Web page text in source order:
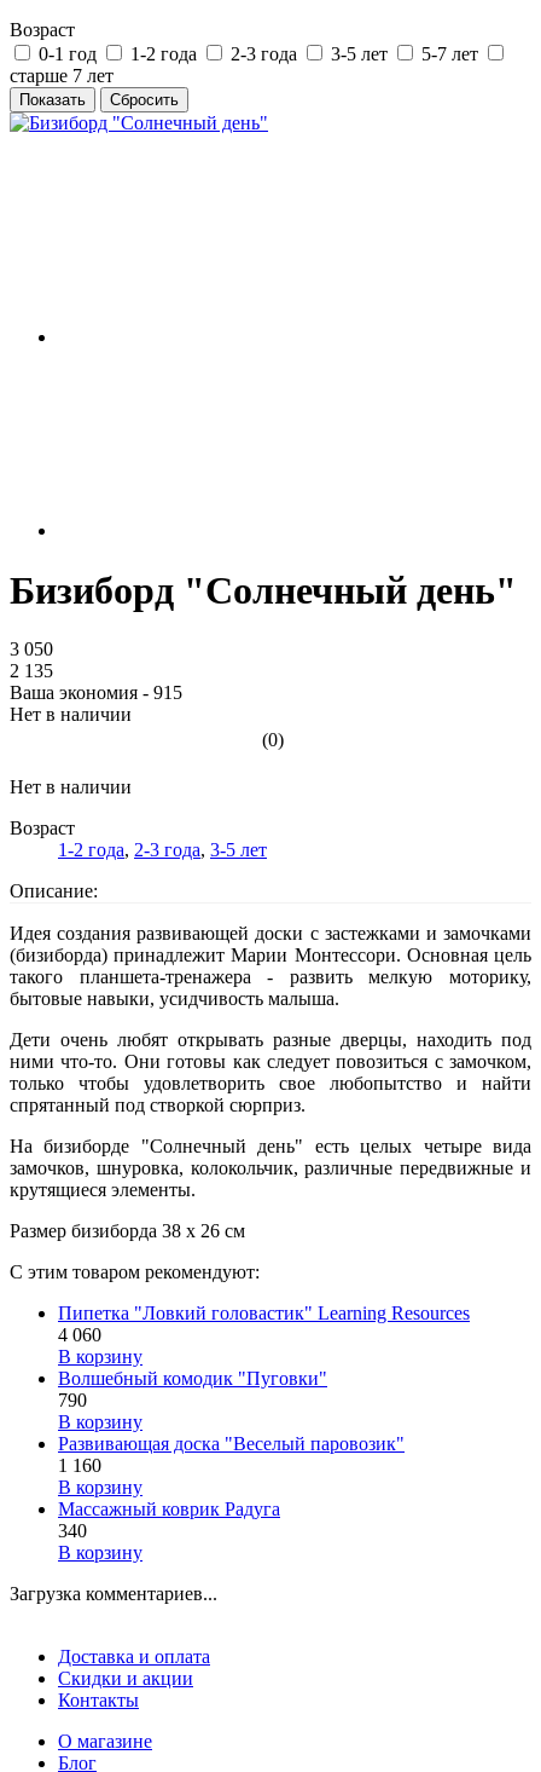
Возраст
0-1 год
1-2 года 2-3 года 3-5 лет
5-7 лет
старше 7 лет
Бизиборд "Солнечный день"
3 050
2 135
Ваша экономия - 915
Нет в наличии
(0)
Нет в наличии
Возраст
1-2 года, 2-3 года, 3-5 лет
Описание:
Идея создания развивающей доски с застежками и замочками
(бизиборда) принадлежит Марии Монтессори. Основная цель
такого планшета-тренажера - развить мелкую моторику,
бытовые навыки, усидчивость малыша.
Дети очень любят открывать разные дверцы, находить под
ними что-то. Они готовы как следует повозиться с замочком,
только чтобы удовлетворить свое любопытство и найти
спрятанный под створкой сюрприз.
На бизиборде "Солнечный день" есть целых четыре вида
замочков, шнуровка, колокольчик, различные передвижные и
крутящиеся элементы.
Размер бизиборда 38 х 26 см
С этим товаром рекомендуют:
Пипетка "Ловкий головастик" Learning Resources
4 060
В корзину
Волшебный комодик "Пуговки"
790
В корзину
Развивающая доска "Веселый паровозик"
1 160
В корзину
Массажный коврик Радуга
340
В корзину
Загрузка комментариев...
Доставка и оплата
Скидки и акции
Контакты
О магазине
Блог